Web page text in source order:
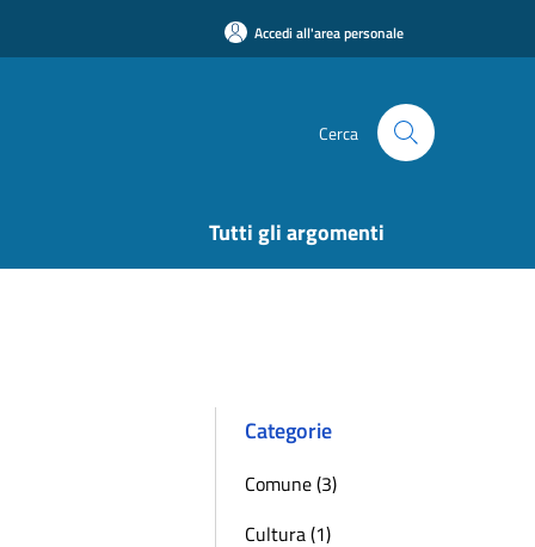
Accedi all'area personale
Cerca
Tutti gli argomenti
Categorie
Comune (3)
Cultura (1)